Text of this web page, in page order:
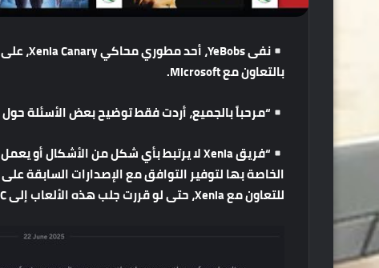
نفىYeBobs ،أحدمطوريمحاكيXenia Canary ،على
بالتعاونمعMicrosoft.
“مرحباًبالجميع،أردتفقطتوضيحبعضالأسئلةحول
“فريقXenia لايرتبطبأيشكلمنالأشكالأويعمل
الخاصةبهالتوفيرالتوافقمعالإصداراتالسابقةعلى
للتعاونمع ،حتىلوقررتجلبهذهالألعابإلى